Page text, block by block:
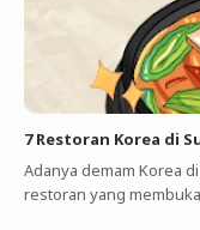
7 Restoran Korea di
Adanya demam Korea
restoran yang